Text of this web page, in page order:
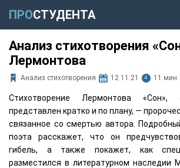
ПРОСТУДЕНТА
Анализ стихотворения
Лермонтова
Анализ стихотворения 12.11.21 11 мин.
Стихотворение Лермонтова «Сон»,
представлен кратко и по плану, —
связанное со смертью автора.
поэта расскажет, что он
гибель, а также покажет, как
разместился в литературном наследии